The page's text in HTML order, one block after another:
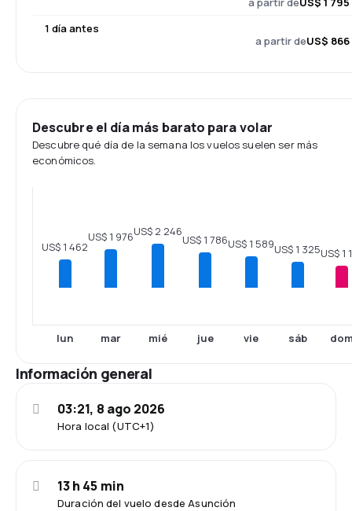
1 día antes
a partir deUS$ 866
Descubre el día más barato para volar
Descubre qué día de la semana los vuelos suelen ser más
económicos.
US$ 1 462
lun
US$ 1 976
mar
US$ 2 246
mié
US$ 1 786
jue
US$ 1 589
vie
US$ 1 325
sáb
US$ 1
Información general
Hora local (UTC+1)
03:21, 8 ago 2026
Duración del vuelo desde Asunción
13 h 45 min